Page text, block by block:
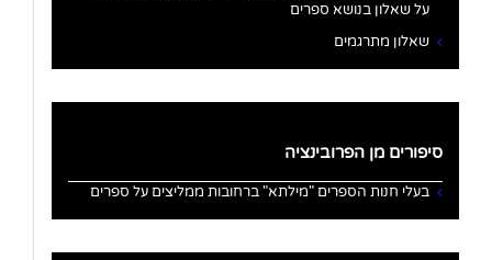
על שאלון בנושא ספרים
שאלון מתרגמים
סיפורים מן הפרובינציה
בעלי חנות הספרים "מילתא" ברחובות ממליצים על ספרים